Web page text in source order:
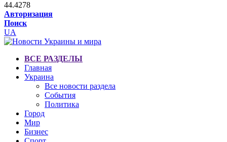
44.4278
Авторизация
Поиск
UA
ВСЕ РАЗДЕЛЫ
Главная
Украина
Все новости раздела
События
Политика
Город
Мир
Бизнес